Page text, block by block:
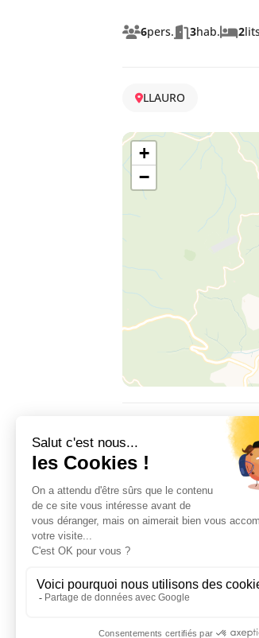
6pers. 3hab. 2
LLAURO
+
−
ALLOTJAMENT
3habitació(ns)
EQUIPAMENTS